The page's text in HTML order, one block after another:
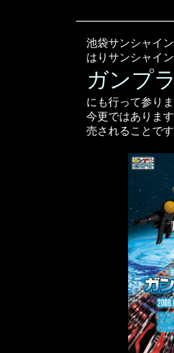
池袋サンシャイン
はりサンシャイ
ガンプ
にも行って参りま
今更ではありま
売されることで